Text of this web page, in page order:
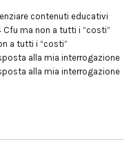
contenuti educativi
ma non a tutti i “costi”
a tutti i “costi”
alla mia interrogazione
alla mia interrogazione